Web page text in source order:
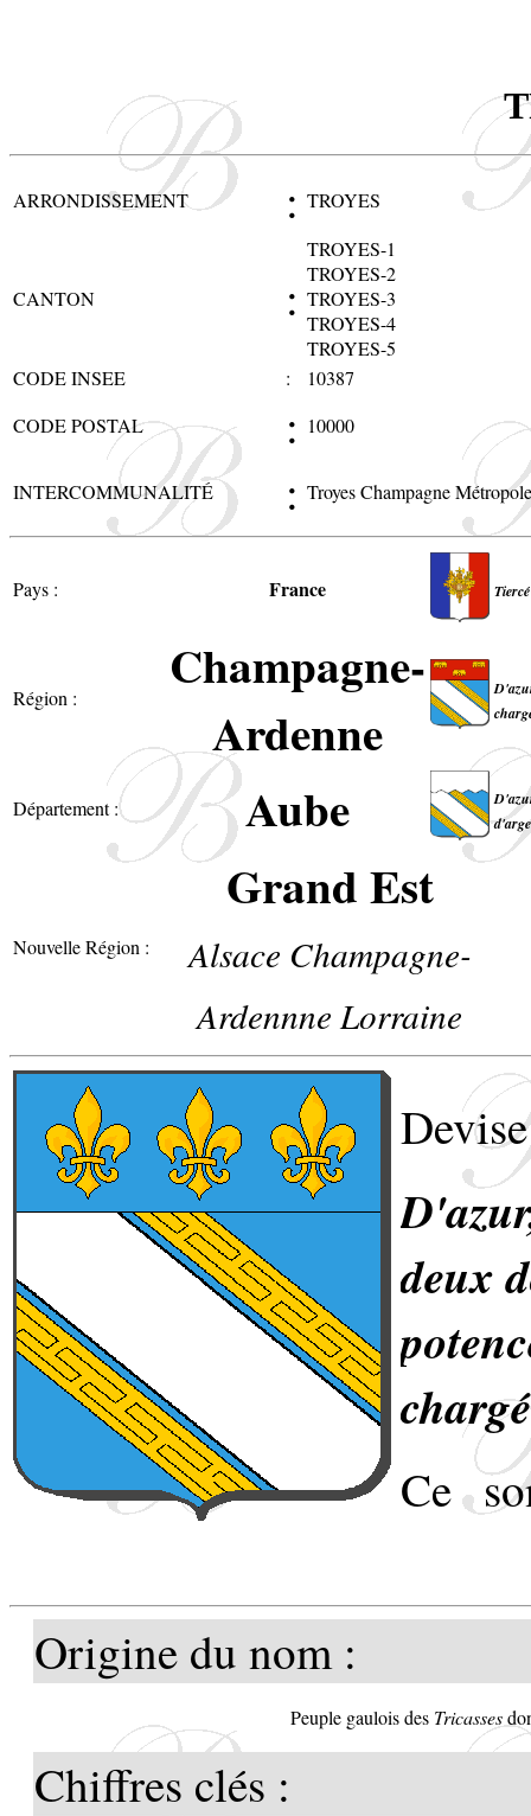
ARRONDISSEMENT : TROYES
CANTON :
TROYES-1
TROYES-2
TROYES-3
TROYES-4
TROYES-5
CODE INSEE
:
10387
CODE POSTAL
: 10000
INTERCOMMUNALITÉ : Troyes Champagne Métropole
Pays : France
Région :
Champagne-
Ardenne
Département : Aube
Nouvelle Région :
Grand Est
Alsace Champagne-
Ardennne Lorraine
deux
Ce
Les
Origine du nom :
Peuple gaulois des Tricasses
Chiffres clés :